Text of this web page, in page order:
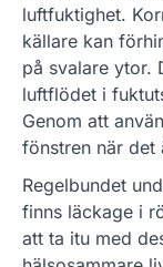
luftfuktighet.
källare kan
på svalare ytor.
luftflödet i
Genom att
fönstren när det
Regelbundet
finns läckage i
att ta itu med